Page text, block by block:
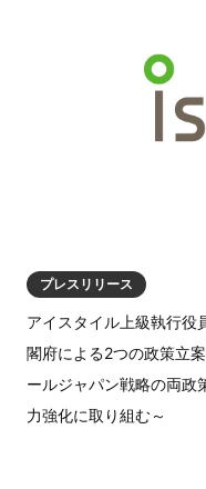
プレスリリース
アイスタイル上級執行役
閣府による2つの政策立
ールジャパン戦略の両政
力強化に取り組む～